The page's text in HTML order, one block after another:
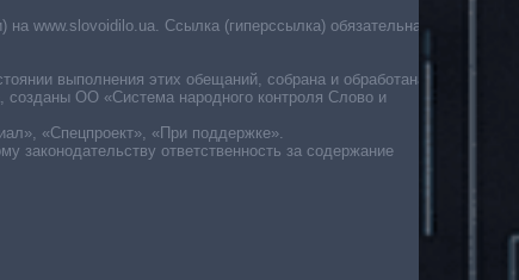
www.slovoidilo.ua. Ссылка (гиперссылка) обязательна
выполнения этих обещаний, собрана и обработана
ОО «Система народного контроля Слово и
«Спецпроект», «При поддержке».
законодательству ответственность за содержание